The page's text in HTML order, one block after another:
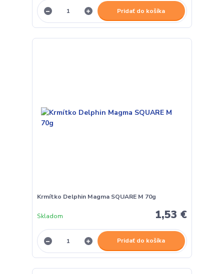
Pridať do košíka
Krmítko Delphin Magma SQUARE M 70g
1,53 €
Skladom
Pridať do košíka